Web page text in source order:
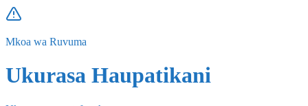
Mkoa wa Ruvuma
Ukurasa Haupatikani